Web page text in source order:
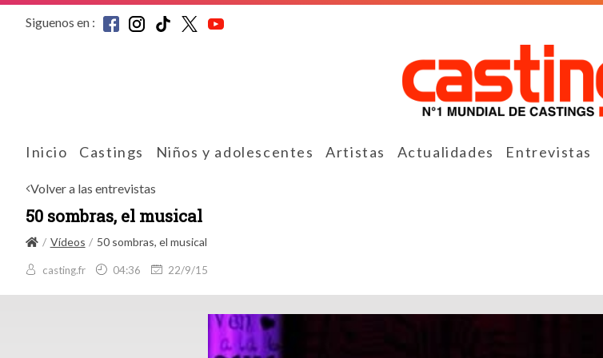
Siguenos en :
Inicio Castings Niños y adolescentes Artistas Actualidades Entrevistas
Volver a las entrevistas
50 sombras, el musical
Vídeos 50 sombras, el musical
casting.fr 04:36 22/9/15